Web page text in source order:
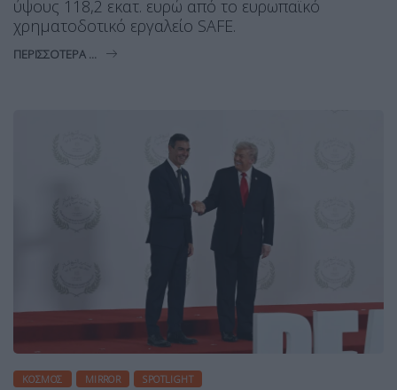
ύψους 118,2 εκατ. ευρώ από το ευρωπαϊκό
χρηματοδοτικό εργαλείο SAFΕ.
ΠΕΡΙΣΣΌΤΕΡΑ ...
ΚΌΣΜΟΣ MIRROR SPOTLIGHT